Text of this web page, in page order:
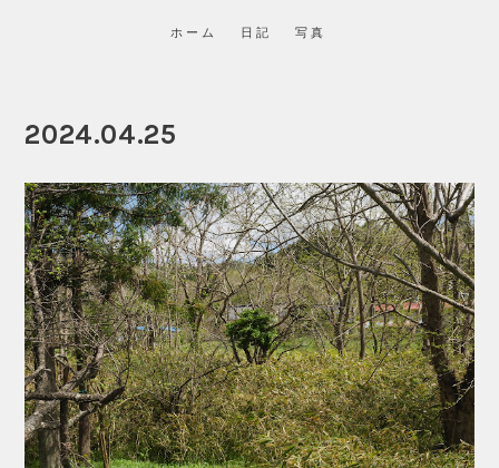
ホーム 日記 写真
2024.04.25